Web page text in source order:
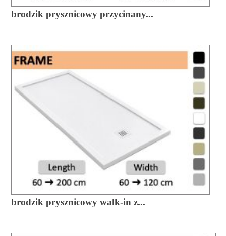
brodzik prysznicowy przycinany...
brodzik prysznicowy walk-in z...